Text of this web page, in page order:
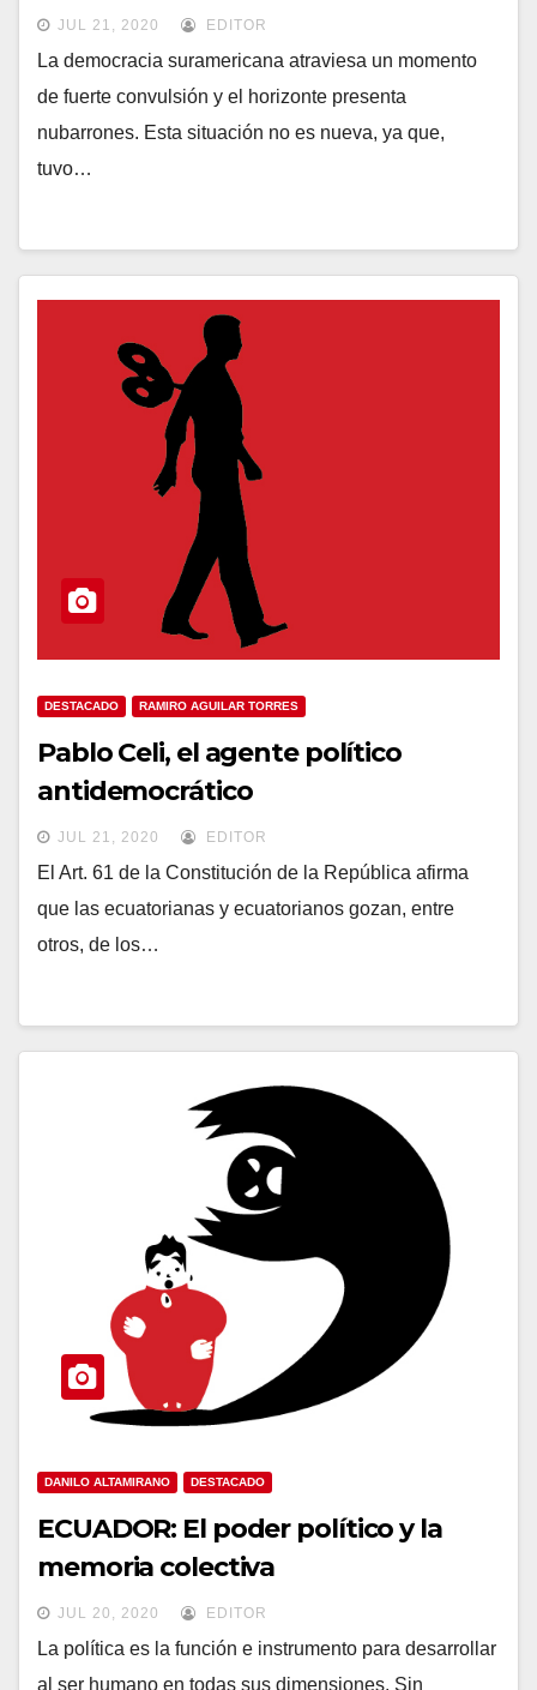
JUL 21, 2020 EDITOR
La democracia suramericana atraviesa un momento
de fuerte convulsión y el horizonte presenta
nubarrones. Esta situación no es nueva, ya que,
tuvo…
DESTACADO RAMIRO AGUILAR TORRES
Pablo Celi, el agente político
antidemocrático
JUL 21, 2020 EDITOR
El Art. 61 de la Constitución de la República afirma
que las ecuatorianas y ecuatorianos gozan, entre
otros, de los…
DANILO ALTAMIRANO DESTACADO
ECUADOR: El poder político y la
memoria colectiva
JUL 20, 2020 EDITOR
La política es la función e instrumento para desarrollar
al ser humano en todas sus dimensiones. Sin